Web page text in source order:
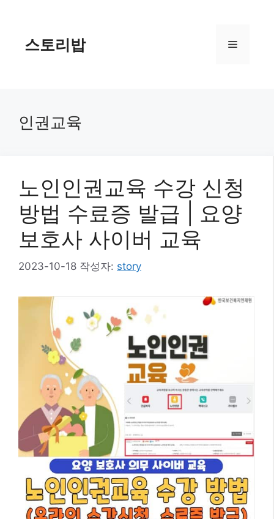
스토리밥 메
인권교육
노인인권교육 수강 신청
방법 수료증 발급 | 요양
보호사 사이버 교육
2023-10-18 작성자: story